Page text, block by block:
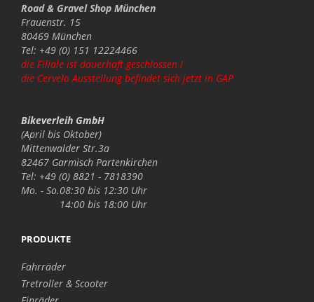
Road & Gravel Shop München
Frauenstr. 15
80469 München
Tel: +49 (0) 151 12224466
die Filiale ist dauerhaft geschlossen !
die Cervelo Ausstellung befindet sich jetzt in GAP
Bikeverleih GmbH
(April bis Oktober)
Mittenwalder Str.3a
82467 Garmisch Partenkirchen
Tel: +49 (0) 8821 - 7818390
Mo. - So.08:30 bis 12:30 Uhr
14:00 bis 18:00 Uhr
PRODUKTE
Fahrräder
Tretroller & Scooter